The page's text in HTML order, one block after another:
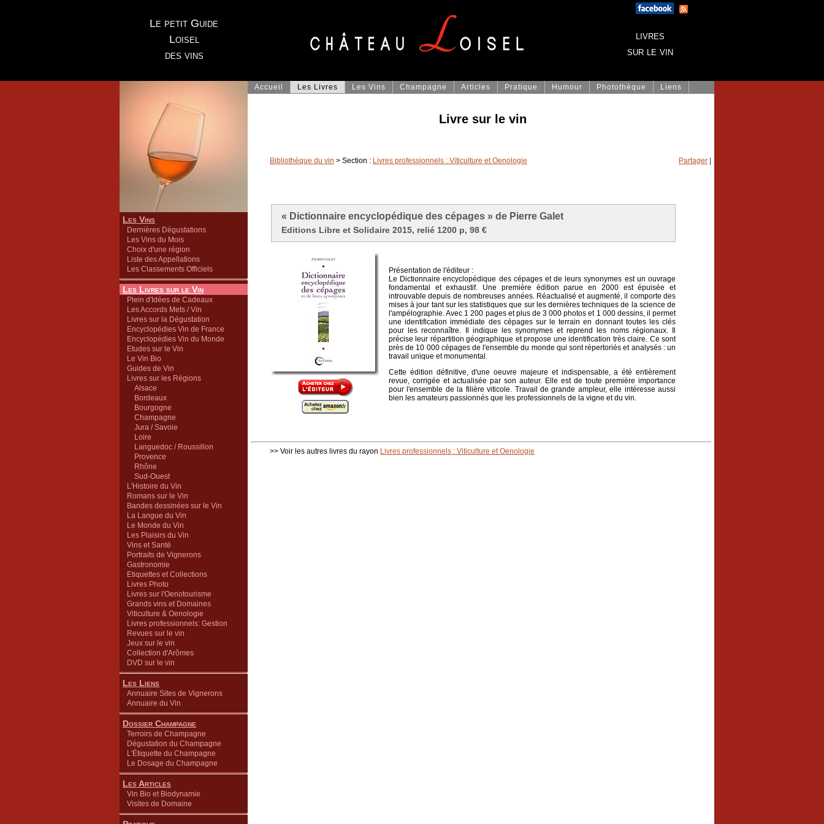
Le petit Guide
Loisel
des vins
livres
sur le vin
Les Vins
Dernières Dégustations
Les Vins du Mois
Choix d'une région
Liste des Appellations
Les Classements Officiels
Les Livres sur le Vin
Plein d'Idées de Cadeaux
Les Accords Mets / Vin
Livres sur la Dégustation
Encyclopédies Vin de France
Encyclopédies Vin du Monde
Etudes sur le Vin
Le Vin Bio
Guides de Vin
Livres sur les Régions
Alsace
Bordeaux
Bourgogne
Champagne
Jura / Savoie
Loire
Languedoc / Roussillon
Provence
Rhône
Sud-Ouest
L'Histoire du Vin
Romans sur le Vin
Bandes dessinées sur le Vin
La Langue du Vin
Le Monde du Vin
Les Plaisirs du Vin
Vins et Santé
Portraits de Vignerons
Gastronomie
Etiquettes et Collections
Livres Photo
Livres sur l'Oenotourisme
Grands vins et Domaines
Viticulture & Oenologie
Livres professionnels: Gestion
Revues sur le vin
Jeux sur le vin
Collection d'Arômes
DVD sur le vin
Les Liens
Annuaire Sites de Vignerons
Annuaire du Vin
Dossier Champagne
Terroirs de Champagne
Dégustation du Champagne
L'Étiquette du Champagne
Le Dosage du Champagne
Les Articles
Vin Bio et Biodynamie
Visites de Domaine
Accueil Les Livres Les Vins Champagne Articles Pratique Humour Photothèque Liens
Livre sur le vin
Partager
Bibliothèque du vin > Section : Livres professionnels : Viticulture et Oenologie
« Dictionnaire encyclopédique des cépages » de Pierre Galet
Editions Libre et Solidaire 2015, relié 1200 p, 98 €
Présentation de l'éditeur :
Le Dictionnaire encyclopédique des cépages et de leurs synonymes est un ouvrage
fondamental et exhaustif. Une première édition parue en 2000 est épuisée et
introuvable depuis de nombreuses années. Réactualisé et augmenté, il comporte des
mises à jour tant sur les statistiques que sur les dernières techniques de la science de
l'ampélographie. Avec 1 200 pages et plus de 3 000 photos et 1 000 dessins, il permet
une identification immédiate des cépages sur le terrain en donnant toutes les clés
pour les reconnaître. Il indique les synonymes et reprend les noms régionaux. Il
précise leur répartition géographique et propose une identification très claire. Ce sont
près de 10 000 cépages de l'ensemble du monde qui sont répertoriés et analysés : un
travail unique et monumental.
Cette édition définitive, d'une oeuvre majeure et indispensable, a été entièrement
revue, corrigée et actualisée par son auteur. Elle est de toute première importance
pour l'ensemble de la filière viticole. Travail de grande ampleur, elle intéresse aussi
bien les amateurs passionnés que les professionnels de la vigne et du vin.
>> Voir les autres livres du rayon Livres professionnels : Viticulture et Oenologie